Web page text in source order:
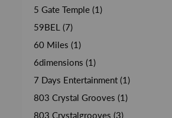
5 Gate Temple (1)
59BEL (7)
60 Miles (1)
6dimensions (1)
7 Days Entertainment (1)
803 Crystal Grooves (1)
803 Crystalgrooves (3)